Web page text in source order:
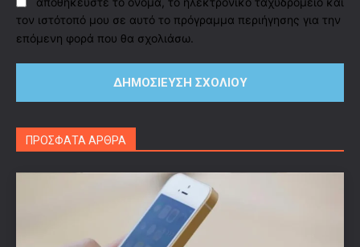
τον ιστότοπό μου σε αυτό το πρόγραμμα περιήγησης για την
επόμενη φορά που θα σχολιάσω.
ΠΡΟΣΦΑΤΑ ΑΡΘΡΑ